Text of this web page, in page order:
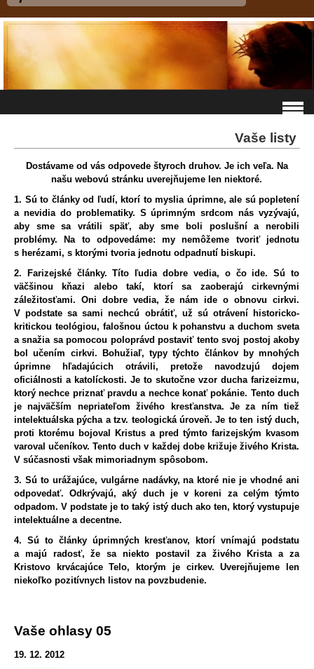
Vaše listy
Dostávame od vás odpovede štyroch druhov. Je ich veľa. Na
našu webovú stránku uverejňujeme len niektoré.
1. Sú to články od ľudí, ktorí to myslia úprimne, ale sú popletení
a nevidia do problematiky. S úprimným srdcom nás vyzývajú,
aby sme sa vrátili späť, aby sme boli poslušní a nerobili
problémy. Na to odpovedáme: my nemôžeme tvoriť jednotu
s herézami, s ktorými tvoria jednotu odpadnutí biskupi.
2. Farizejské články. Títo ľudia dobre vedia, o čo ide. Sú to
väčšinou kňazi alebo takí, ktorí sa zaoberajú cirkevnými
záležitosťami. Oni dobre vedia, že nám ide o obnovu cirkvi.
V podstate sa sami nechcú obrátiť, už sú otrávení historicko-
kritickou teológiou, falošnou úctou k pohanstvu a duchom sveta
a snažia sa pomocou poloprávd postaviť tento svoj postoj akoby
bol učením cirkvi. Bohužiaľ, typy týchto článkov by mnohých
úprimne hľadajúcich otrávili, pretože navodzujú dojem
oficiálnosti a katolíckosti. Je to skutočne vzor ducha farizeizmu,
ktorý nechce priznať pravdu a nechce konať pokánie. Tento duch
je najväčším nepriateľom živého kresťanstva. Je za ním tiež
intelektuálska pýcha a tzv. teologická úroveň. Je to ten istý duch,
proti ktorému bojoval Kristus a pred týmto farizejským kvasom
varoval učeníkov. Tento duch v každej dobe križuje živého Krista.
V súčasnosti však mimoriadnym spôsobom.
3. Sú to urážajúce, vulgárne nadávky, na ktoré nie je vhodné ani
odpovedať. Odkrývajú, aký duch je v koreni za celým týmto
odpadom. V podstate je to taký istý duch ako ten, ktorý vystupuje
intelektuálne a decentne.
4. Sú to články úprimných kresťanov, ktorí vnímajú podstatu
a majú radosť, že sa niekto postavil za živého Krista a za
Kristovo krvácajúce Telo, ktorým je cirkev. Uverejňujeme len
niekoľko pozitívnych listov na povzbudenie.
Vaše ohlasy 05
19. 12. 2012